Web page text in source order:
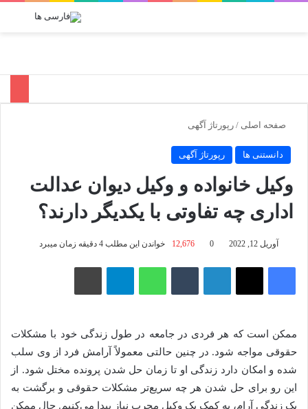
صفحه اصلی / رپورتاژ آگهی
دانستنی ها رپورتاژ آگهی
وکیل خانواده و وکیل دیوان عدالت
اداری چه تفاوتی با یکدیگر دارند؟
آوریل 12, 2022 0 خواندن این مطلب 4 دقیقه زمان میبرد
فیسبوک X لینکدین ‫تامبلر واتس آپ تلگرام چاپ
ممکن است که هر فردی در جامعه در طول زندگی خود با مشکلات
حقوقی مواجه شود. در چنین حالتی معمولاً آرامش فرد از وی سلب
شده و امکان دارد زندگی او تا زمان حل شدن پرونده مختل شود. از
این رو برای حل شدن هر چه سریع‌تر مشکلات حقوقی و برگشت به
یک زندگی آرام، به کمک یک وکیل مجرب نیاز پیدا می‌کنیم. حال ممکن